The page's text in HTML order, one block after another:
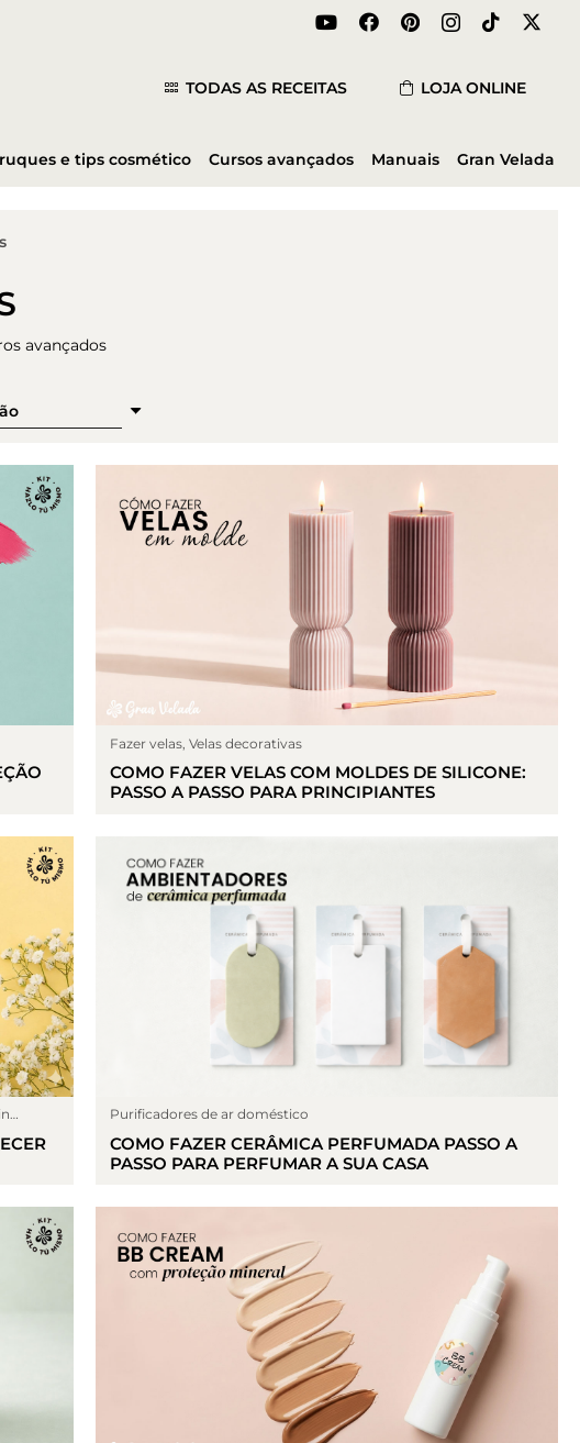
TODAS AS RECEITAS LOJA ONLINE
e tips cosmético Cursos avançados Manuais Gran Velada
avançados
Fazer velas ,Velas decorativas
COMO FAZER VELAS COM MOLDES DE SILICONE:
PASSO A PASSO PARA PRINCIPIANTES
Purificadores de ar doméstico
COMO FAZER CERÂMICA PERFUMADA PASSO A
PASSO PARA PERFUMAR A SUA CASA